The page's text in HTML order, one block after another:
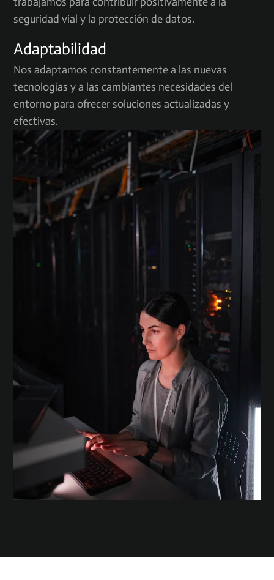
seguridad vial y la protección de datos.
Adaptabilidad
Nos adaptamos constantemente a las nuevas
tecnologías y a las cambiantes necesidades del
entorno para ofrecer soluciones actualizadas y
efectivas.